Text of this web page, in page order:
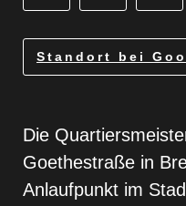
Standort bei
Die
Goethestraße in
Anlaufpunkt im